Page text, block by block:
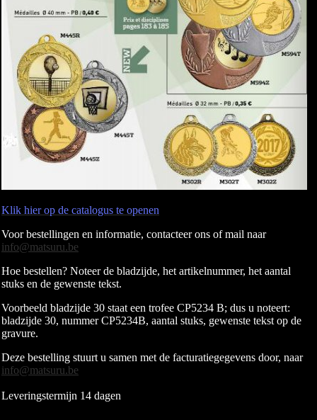
Klik hier op de catalogus te openen
Voor bestellingen en informatie, contacteer ons of mail naar
info@matsuru.be
Hoe bestellen? Noteer de bladzijde, het artikelnummer, het aantal
stuks en de gewenste tekst.
Voorbeeld bladzijde 30 staat een trofee CP5234 B; dus u noteert:
bladzijde 30, nummer CP5234B, aantal stuks, gewenste tekst op de
gravure.
Deze bestelling stuurt u samen met de facturatiegegevens door, naar
info@matsuru.be
Leveringstermijn 14 dagen